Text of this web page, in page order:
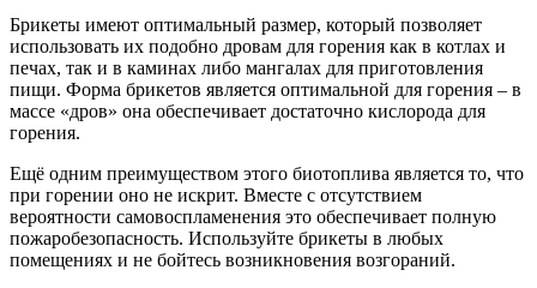
Брикеты имеют оптимальный размер, который позволяет
использовать их подобно дровам для горения как в котлах и
печах, так и в каминах либо мангалах для приготовления
пищи. Форма брикетов является оптимальной для горения – в
массе «дров» она обеспечивает достаточно кислорода для
горения.
Ещё одним преимуществом этого биотоплива является то, что
при горении оно не искрит. Вместе с отсутствием
вероятности самовоспламенения это обеспечивает полную
пожаробезопасность. Используйте брикеты в любых
помещениях и не бойтесь возникновения возгораний.